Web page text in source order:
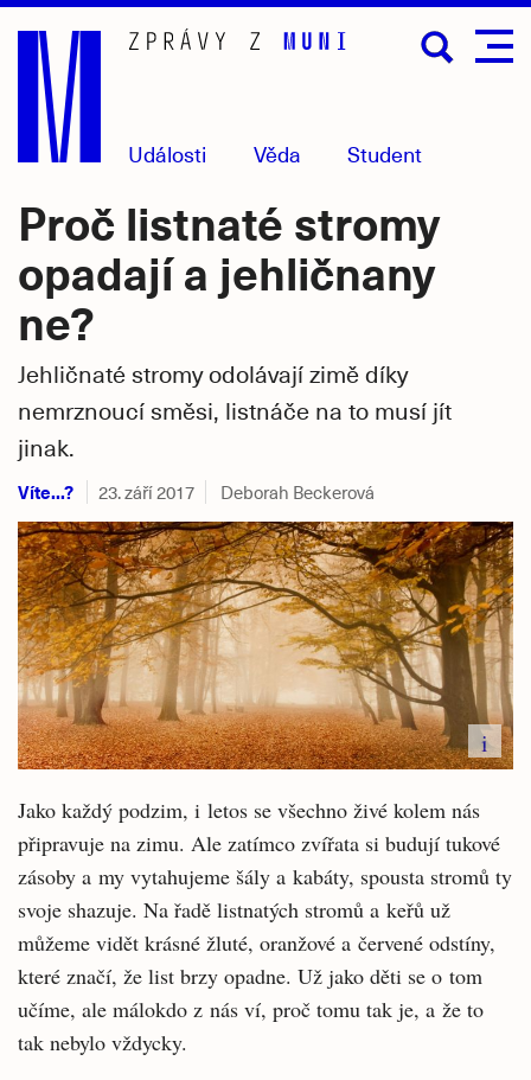
Přejít
hlavní
obsah
Události Věda Student
Proč listnaté stromy
opadají a jehličnany
ne?
Jehličnaté stromy odolávají zimě díky
nemrznoucí směsi, listnáče na to musí jít
jinak.
Víte...? 23. září 2017 Deborah Beckerová
i
Jako každý podzim, i letos se všechno živé kolem nás
připravuje na zimu. Ale zatímco zvířata si budují tukové
zásoby a my vytahujeme šály a kabáty, spousta stromů ty
svoje shazuje. Na řadě listnatých stromů a keřů už
můžeme vidět krásné žluté, oranžové a červené odstíny,
které značí, že list brzy opadne. Už jako děti se o tom
učíme, ale málokdo z nás ví, proč tomu tak je, a že to
tak nebylo vždycky.